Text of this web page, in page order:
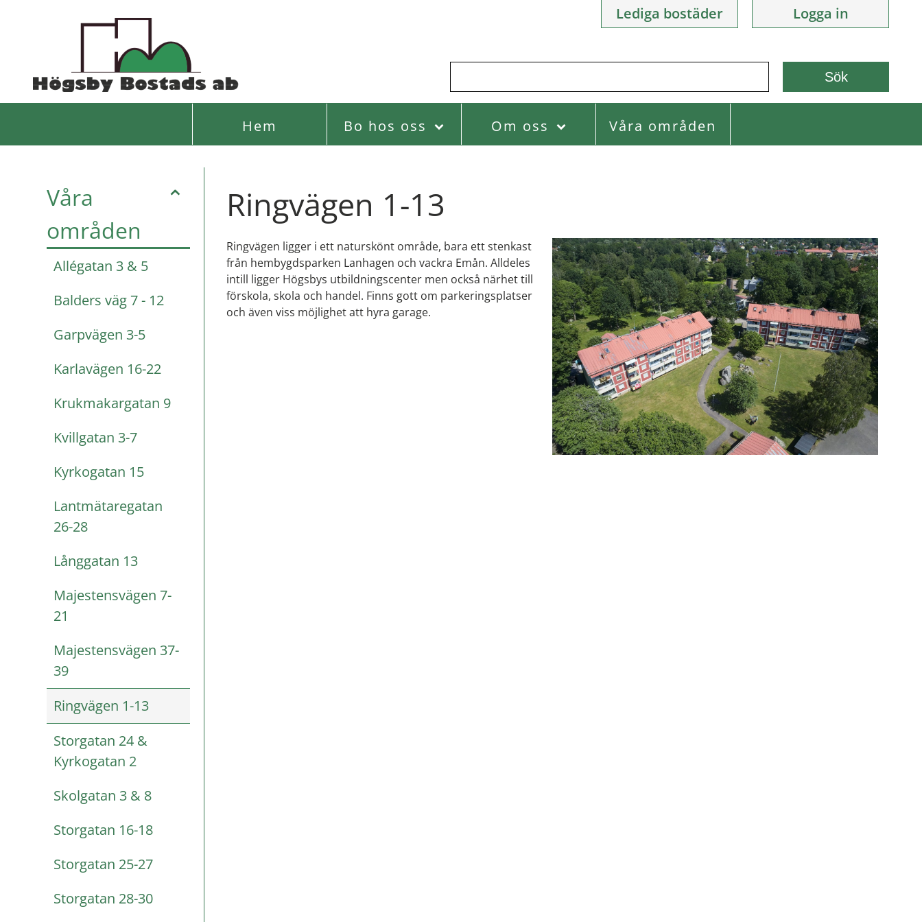
Lediga bostäder Logga in
Hem Bo hos oss Om oss Våra områden
Våra
områden
⌃
Allégatan 3 & 5
Balders väg 7 - 12
Garpvägen 3-5
Karlavägen 16-22
Krukmakargatan 9
Kvillgatan 3-7
Kyrkogatan 15
Lantmätaregatan
26-28
Långgatan 13
Majestensvägen 7-
21
Majestensvägen 37-
39
Ringvägen 1-13
Storgatan 24 &
Kyrkogatan 2
Skolgatan 3 & 8
Storgatan 16-18
Storgatan 25-27
Storgatan 28-30
Ringvägen 1-13
Ringvägen ligger i ett naturskönt område, bara ett stenkast
från hembygdsparken Lanhagen och vackra Emån. Alldeles
intill ligger Högsbys utbildningscenter men också närhet till
förskola, skola och handel. Finns gott om parkeringsplatser
och även viss möjlighet att hyra garage.